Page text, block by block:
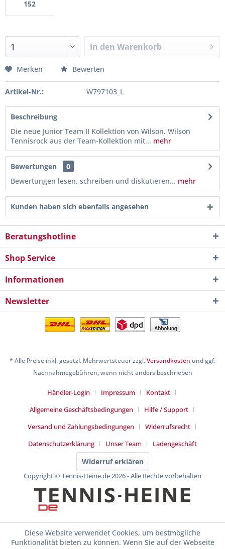
152
In den Warenkorb
Merken Bewerten
Artikel-Nr.: W797103_L
Beschreibung
Die neue Junior Team II Kollektion von Wilson. Wilson
Tennisrock aus der Team-Kollektion mit... mehr
Bewertungen
0
Bewertungen lesen, schreiben und diskutieren... mehr
Kunden haben sich ebenfalls angesehen
Beratungshotline
Shop Service
Informationen
Newsletter
* Alle Preise inkl. gesetzl. Mehrwertsteuer zzgl.Versandkosten und ggf.
Nachnahmegebühren, wenn nicht anders beschrieben
Händler-Login Impressum
Kontakt
Allgemeine Geschäftsbedingungen
Hilfe / Support
Versand und Zahlungsbedingungen
Widerrufsrecht
Datenschutzerklärung
Unser Team Ladengeschäft
Widerruf erklären
Copyright © Tennis-Heine.de 2026 - Alle Rechte vorbehalten
Diese Website verwendet Cookies, um bestmögliche
Funktionalität bieten zu können. Wenn Sie auf der Webseite